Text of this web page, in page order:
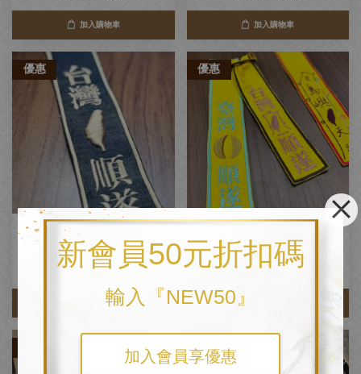
新會員50元折扣碼
輸入『NEW50』
加入會員享優惠
加入購物車 加入購物車
優惠
【立體台灣】電繡牛仔軟式飄帶
5x29 - 有兩色牛仔
從NT$ 550
NT$ 650 -15.4%
加入購物車
優惠
- 多色純色布料
從 NT$ 550起
NT$ 650
優惠